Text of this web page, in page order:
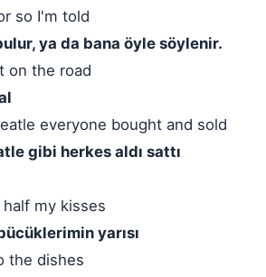
so I'm told
ya da bana öyle söylenir.
on the road
everyone bought and sold
gibi herkes aldı sattı
my kisses
yarısı
the dishes